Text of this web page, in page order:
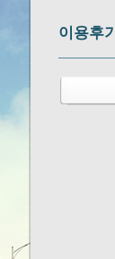
이용후기